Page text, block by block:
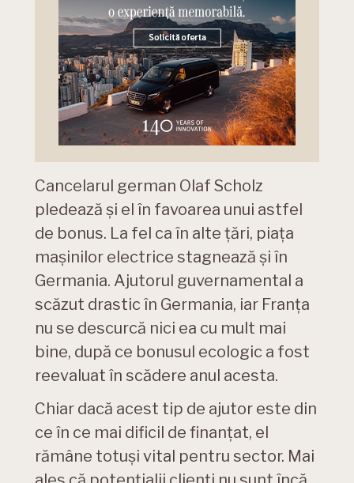
Cancelarul german Olaf Scholz
pledează și el în favoarea unui astfel
de bonus. La fel ca în alte țări, piața
mașinilor electrice stagnează și în
Germania. Ajutorul guvernamental a
scăzut drastic în Germania, iar Franța
nu se descurcă nici ea cu mult mai
bine, după ce bonusul ecologic a fost
reevaluat în scădere anul acesta.
Chiar dacă acest tip de ajutor este din
ce în ce mai dificil de finanțat, el
rămâne totuși vital pentru sector. Mai